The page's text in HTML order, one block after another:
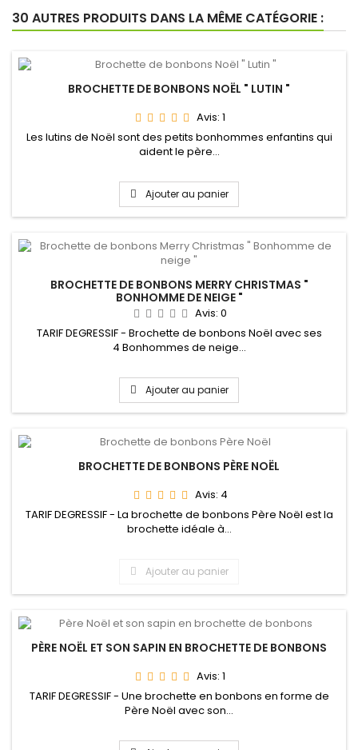
30 AUTRES PRODUITS DANS LA MÊME CATÉGORIE :
BROCHETTE DE BONBONS NOËL " LUTIN "
Avis: 1
Les lutins de Noël sont des petits bonhommes enfantins qui
aident le père...
Ajouter au panier
BROCHETTE DE BONBONS MERRY CHRISTMAS "
BONHOMME DE NEIGE "
Avis: 0
TARIF DEGRESSIF - Brochette de bonbons Noël avec ses
4 Bonhommes de neige...
Ajouter au panier
BROCHETTE DE BONBONS PÈRE NOËL
Avis: 4
TARIF DEGRESSIF - La brochette de bonbons Père Noël est la
brochette idéale à...
Ajouter au panier
PÈRE NOËL ET SON SAPIN EN BROCHETTE DE BONBONS
Avis: 1
TARIF DEGRESSIF - Une brochette en bonbons en forme de
Père Noël avec son...